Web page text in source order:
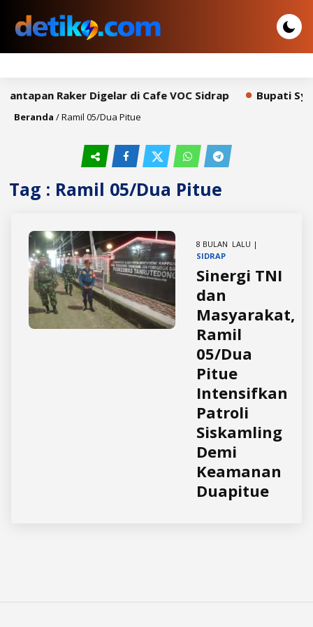
Raker Digelar di Cafe VOC Sidrap Bupati
Beranda /Ramil 05/Dua Pitue
Tag : Ramil 05/Dua Pitue
8 BULAN LALU |
SIDRAP
Sinergi TNI
dan
Masyarakat,
Ramil
05/Dua
Pitue
Intensifkan
Patroli
Siskamling
Demi
Keamanan
Duapitue